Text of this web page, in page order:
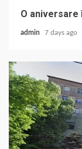
O aniversare
admin 7 days ago